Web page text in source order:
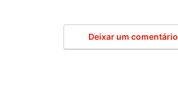
Deixar um comentário